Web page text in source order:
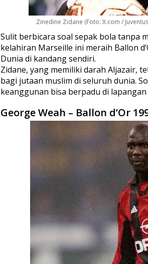
Zinedine Zidane (Foto: X.com / Juventus
Sulit berbicara soal sepak bola tanpa
kelahiran Marseille ini meraih Ballon
Dunia di kandang sendiri.
Zidane, yang memiliki darah Aljazair,
bagi jutaan muslim di seluruh dunia.
keanggunan bisa berpadu di lapangan
George Weah – Ballon d’Or